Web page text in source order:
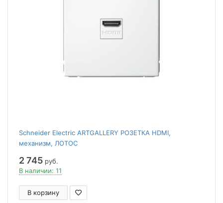
Schneider Electric ARTGALLERY РОЗЕТКА HDMI,
механизм, ЛОТОС
2 745 руб.
В наличии: 11
В корзину